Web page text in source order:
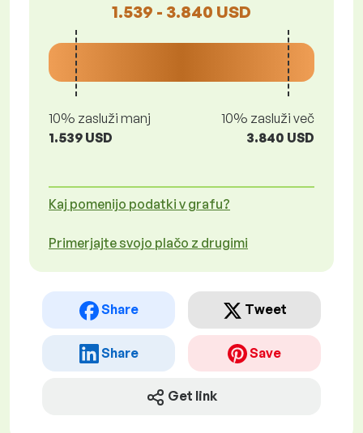
1.539 - 3.840 USD
10% zasluži manj
1.539 USD
10% zasluži več
3.840 USD
Kaj pomenijo podatki v grafu?
Primerjajte svojo plačo z drugimi
Share Tweet
Share Save
Get link